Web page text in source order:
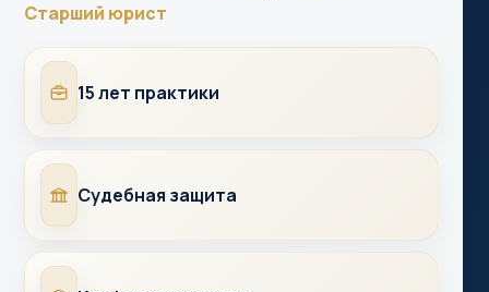
Старший юрист
Опыт15 лет практики
СудыСудебная защита